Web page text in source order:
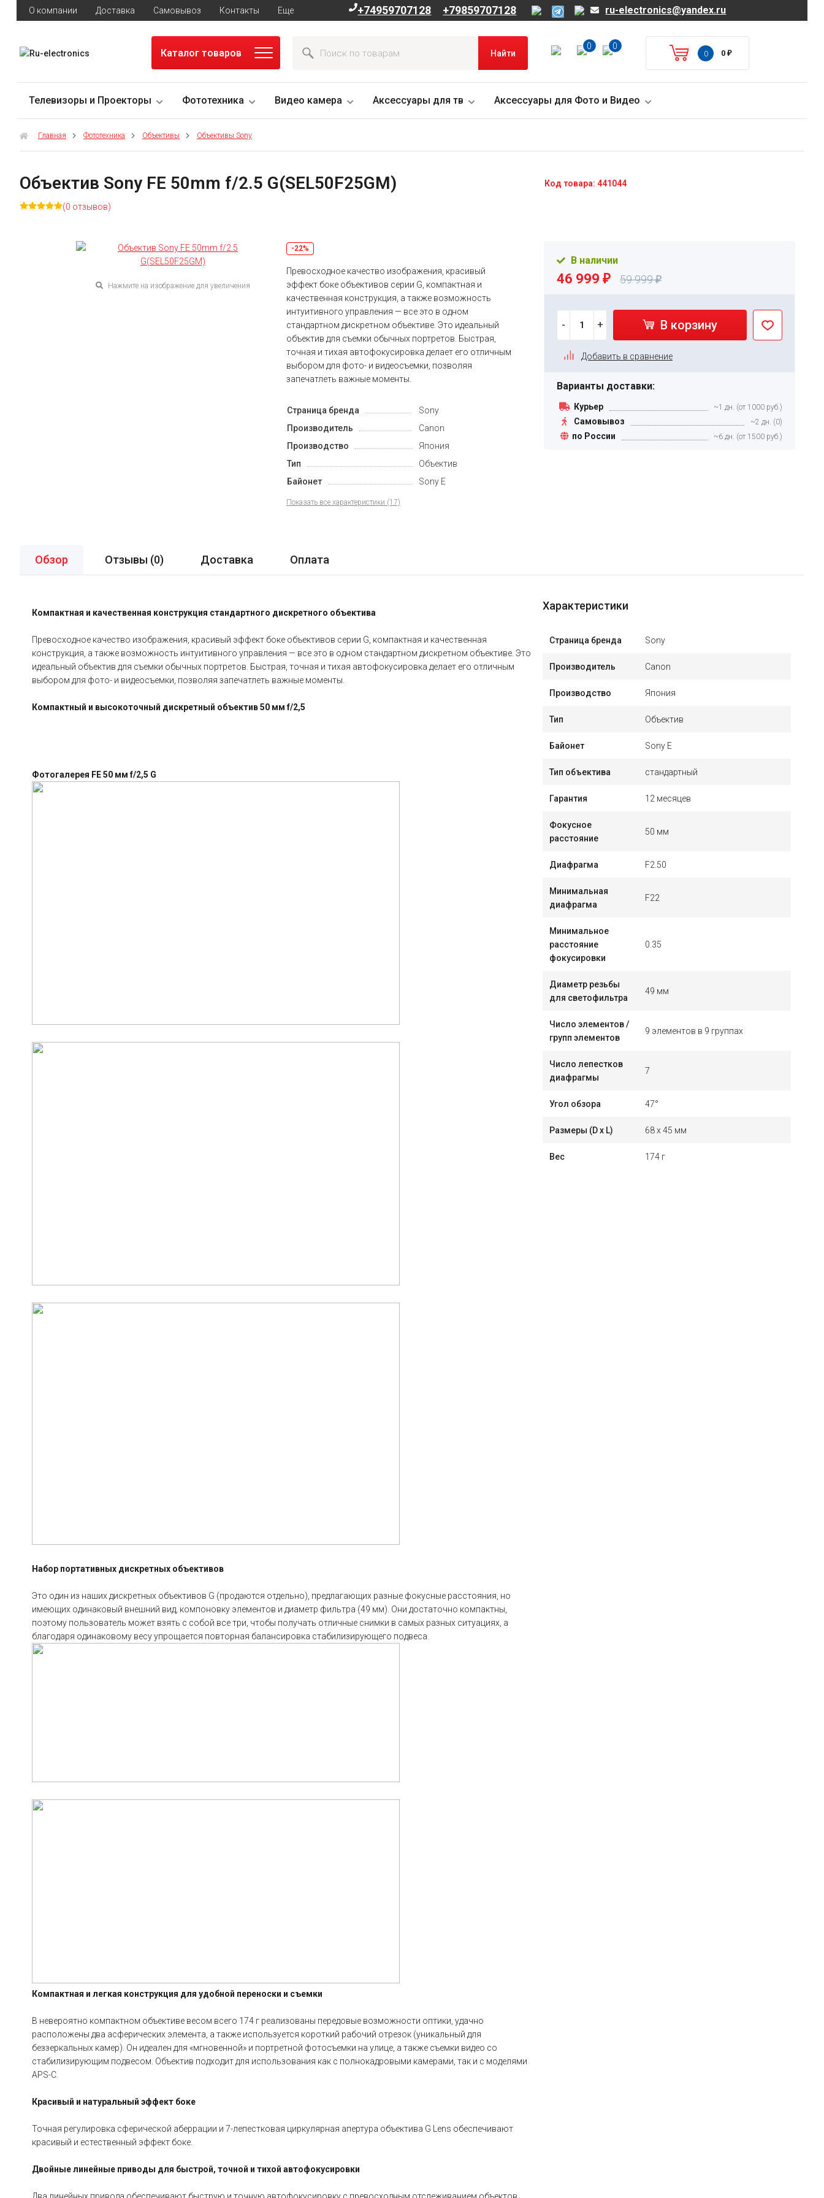
О компании Доставка Самовывоз Контакты Еще +74959707128 +79859707128 ru-electronics@yandex.ru
Каталог товаров Найти
0 0
0 0₽
Телевизоры и Проекторы Фототехника Видео камера Аксессуары для тв Аксессуары для Фото и Видео
Главная Фототехника Объективы Объективы Sony
Объектив Sony FE 50mm f/2.5 G(SEL50F25GM) Код товара: 441044
(0 отзывов)
Нажмите на изображение для увеличения
-22%
Превосходное качество изображения, красивый
эффект боке объективов серии G, компактная и
качественная конструкция, а также возможность
интуитивного управления — все это в одном
стандартном дискретном объективе. Это идеальный
объектив для съемки обычных портретов. Быстрая,
точная и тихая автофокусировка делает его отличным
выбором для фото- и видеосъемки, позволяя
запечатлеть важные моменты.
Страница бренда
Sony
Производитель
Canon
Производство
Япония
Тип
Объектив
Байонет
Sony E
Показать все характеристики (17)
В наличии
46 999 ₽ 59 999₽
- + В корзину
Добавить в сравнение
Варианты доставки:
Курьер ~1 дн. (от 1000 руб.)
Самовывоз ~2 дн. (0)
по России ~6 дн. (от 1500 руб.)
Обзор Отзывы (0) Доставка Оплата
Компактная и качественная конструкция стандартного дискретного объектива
Превосходное качество изображения, красивый эффект боке объективов серии G, компактная и качественная
конструкция, а также возможность интуитивного управления — все это в одном стандартном дискретном объективе. Это
идеальный объектив для съемки обычных портретов. Быстрая, точная и тихая автофокусировка делает его отличным
выбором для фото- и видеосъемки, позволяя запечатлеть важные моменты.
Компактный и высокоточный дискретный объектив 50 мм f/2,5
Фотогалерея FE 50 мм f/2,5 G
Набор портативных дискретных объективов
Это один из наших дискретных объективов G (продаются отдельно), предлагающих разные фокусные расстояния, но
имеющих одинаковый внешний вид, компоновку элементов и диаметр фильтра (49 мм). Они достаточно компактны,
поэтому пользователь может взять с собой все три, чтобы получать отличные снимки в самых разных ситуациях, а
благодаря одинаковому весу упрощается повторная балансировка стабилизирующего подвеса.
Компактная и легкая конструкция для удобной переноски и съемки
В невероятно компактном объективе весом всего 174 г реализованы передовые возможности оптики, удачно
расположены два асферических элемента, а также используется короткий рабочий отрезок (уникальный для
беззеркальных камер). Он идеален для «мгновенной» и портретной фотосъемки на улице, а также съемки видео со
стабилизирующим подвесом. Объектив подходит для использования как с полнокадровыми камерами, так и с моделями
APS-C.
Красивый и натуральный эффект боке
Точная регулировка сферической аберрации и 7-лепестковая циркулярная апертура объектива G Lens обеспечивают
красивый и естественный эффект боке.
Двойные линейные приводы для быстрой, точной и тихой автофокусировки
Два линейных привода обеспечивают быструю и точную автофокусировку с превосходным отслеживанием объектов,
Характеристики
Страница бренда Sony
Производитель Canon
Производство Япония
Тип Объектив
Байонет Sony E
Тип объектива стандартный
Гарантия 12 месяцев
Фокусное
расстояние
50 мм
Диафрагма F2.50
Минимальная
диафрагма
F22
Минимальное
расстояние
фокусировки
0.35
Диаметр резьбы
для светофильтра
49 мм
Число элементов /
групп элементов
9 элементов в 9 группах
Число лепестков
диафрагмы
7
Угол обзора 47°
Размеры (D x L) 68 x 45 мм
Вес 174 г